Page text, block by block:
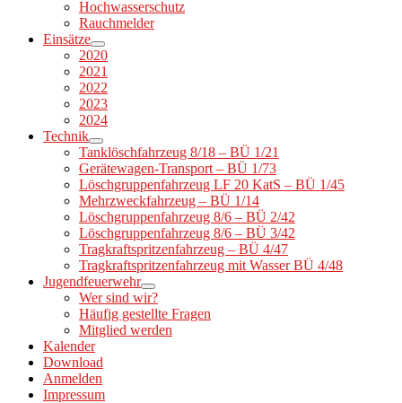
Hochwasserschutz
Rauchmelder
Einsätze
2020
2021
2022
2023
2024
Technik
Tanklöschfahrzeug 8/18 – BÜ 1/21
Gerätewagen-Transport – BÜ 1/73
Löschgruppenfahrzeug LF 20 KatS – BÜ 1/45
Mehrzweckfahrzeug – BÜ 1/14
Löschgruppenfahrzeug 8/6 – BÜ 2/42
Löschgruppenfahrzeug 8/6 – BÜ 3/42
Tragkraftspritzenfahrzeug – BÜ 4/47
Tragkraftspritzenfahrzeug mit Wasser BÜ 4/48
Jugendfeuerwehr
Wer sind wir?
Häufig gestellte Fragen
Mitglied werden
Kalender
Download
Anmelden
Impressum